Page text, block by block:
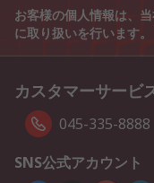
お客様の個人情報は、
に取り扱いを行います。
カスタマーサービ
045-335-8888
SNS公式アカウント